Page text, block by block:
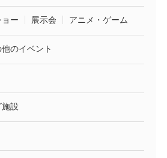
ー 展示会 アニメ・ゲーム
他のイベント
設